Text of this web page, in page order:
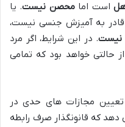
است امامحصن نیست. یا
به آمیزش جنسی نیست،
. در این شرایط، اگر مرد
حالتی خواهد بود که تمامی
تعیین مجازات های حدی در
دهد که قانونگذار صرف رابطه